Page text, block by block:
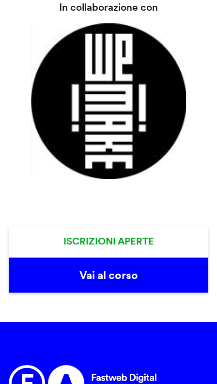
In collaborazione con
ISCRIZIONI APERTE
Vai al corso